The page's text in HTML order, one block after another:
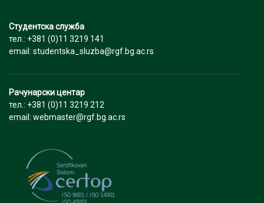
Студентска служба
тел.: +381 (0)11 3219 141
email: studentska_sluzba@rgf.bg.ac.rs
Рачунарски центар
тел.: +381 (0)11 3219 212
email: webmaster@rgf.bg.ac.rs